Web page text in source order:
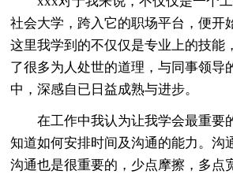
社会大学，跨入它的职场平台，便开
这里我学到的不仅仅是专业上的技能
了很多为人处世的道理，与同事领导
中，深感自已日益成熟与进步。
在工作中我认为让我学会最重要
知道如何安排时间及沟通的能力。沟
沟通也是很重要的，少点摩擦，多点